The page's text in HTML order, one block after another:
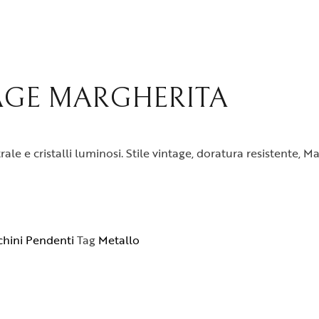
MARGHERITA
e cristalli luminosi. Stile vintage, doratura resistente,
Pendenti Tag Metallo